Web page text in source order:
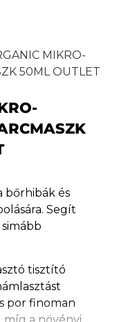
MIKRO-
50ML OUTLET
bőrhibák és
Segít
tisztító
por finoman